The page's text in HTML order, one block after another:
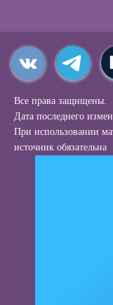
Все права защищены.
Дата последнего
При использовании
источник обязательна